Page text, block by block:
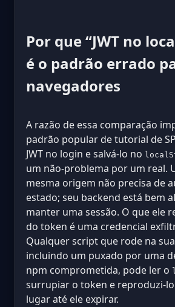
Por que “JWT no
é o padrão errado
navegadores
A razão de essa comparação
padrão popular de tutorial de
JWT no login e salvá-lo no
um não-problema por um real.
mesma origem não precisa de
estado; seu backend está bem
manter uma sessão. O que ele
do token é uma credencial
Qualquer script que rode na
incluindo um puxado por uma
npm comprometida, pode ler o
surrupiar o token e reproduzi-
lugar até ele expirar.